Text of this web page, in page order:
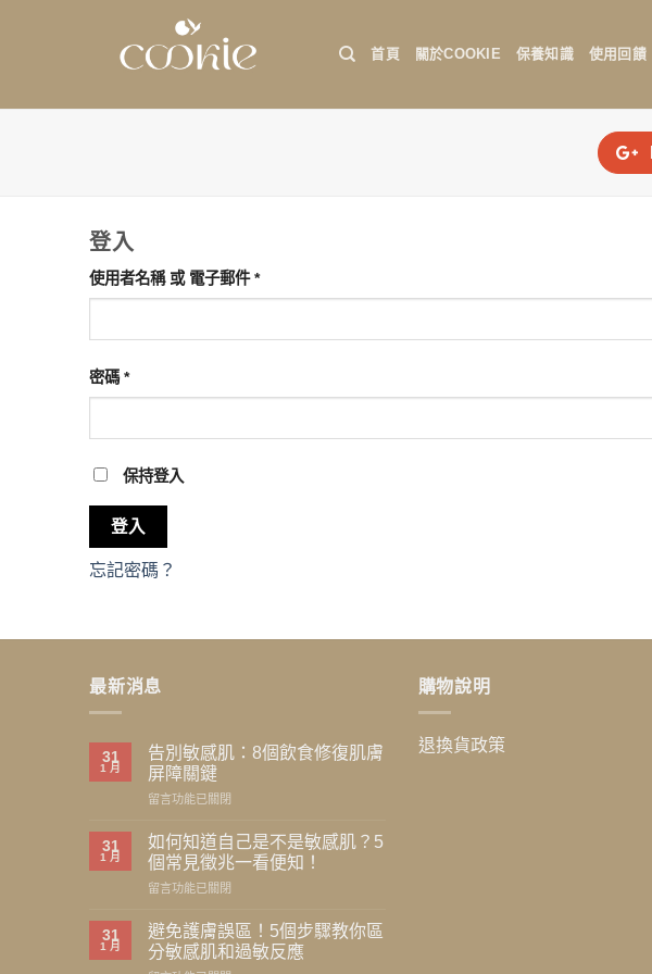
首頁 關於COOKIE 保養知識 使用回饋
登入
使用者名稱 或 電子郵件*必
填
密碼*必
填
保持登入
登入
忘記密碼？
最新消息
31
1 月
告別敏感肌：8個飲食修復肌膚
屏障關鍵
在
別
敏
感
肌：
個
飲
留言功能已關閉
31
1 月
如何知道自己是不是敏感肌？5
個常見徵兆一看便知！
在
何
知
道
留言功能已關閉
31
1 月
避免護膚誤區！5個步驟教你區
分敏感肌和過敏反應
購物說明
退換貨政策